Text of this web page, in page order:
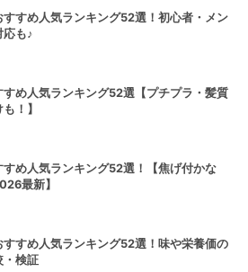
すすめ人気ランキング52選！初心者・メン
応も♪
すめ人気ランキング52選【プチプラ・髪質
！】
すめ人気ランキング52選！【焦げ付かな
最新】
すすめ人気ランキング52選！味や栄養価の
・検証